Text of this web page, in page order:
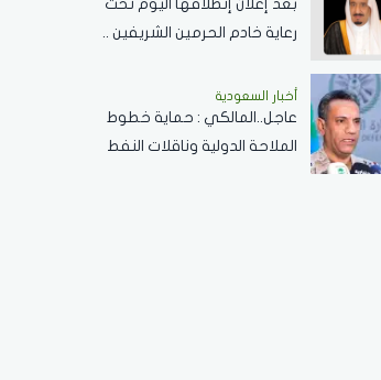
بعد إعلان إنطلاقها اليوم تحت
رعاية خادم الحرمين الشريفين ..
مسابقة الملك عبدالعزيز
الدولية لحفظ القرآن الكريم
أخبار السعودية
عاجل..المالكي : حماية خطوط
الملاحة الدولية وناقلات النفط